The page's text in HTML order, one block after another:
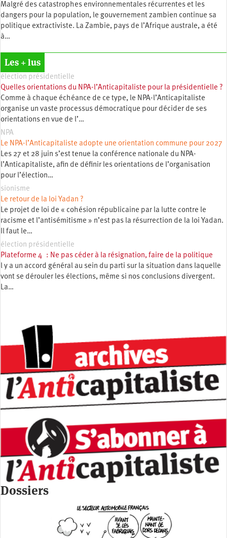
Malgré des catastrophes environnementales récurrentes et les
dangers pour la population, le gouvernement zambien continue sa
politique extractiviste. La Zambie, pays de l’Afrique australe, a été
à…
Les + lus
élection présidentielle
Quelles orientations du NPA-l’Anticapitaliste pour la présidentielle ?
Comme à chaque échéance de ce type, le NPA-l’Anticapitaliste
organise un vaste processus démocratique pour décider de ses
orientations en vue de l’…
NPA
Le NPA-l’Anticapitaliste adopte une orientation commune pour 2027
Les 27 et 28 juin s’est tenue la conférence nationale du NPA-
l’Anticapitaliste, afin de définir les orientations de l’organisation
pour l’élection…
sionisme
Le retour de la loi Yadan ?
Le projet de loi de « cohésion républicaine par la lutte contre le
racisme et l’antisémitisme » n’est pas la résurrection de la loi Yadan.
Il faut le…
élection présidentielle
Plateforme 4 : Ne pas céder à la résignation, faire de la politique
l y a un accord général au sein du parti sur la situation dans laquelle
vont se dérouler les élections, même si nos conclusions divergent.
La…
Dossiers